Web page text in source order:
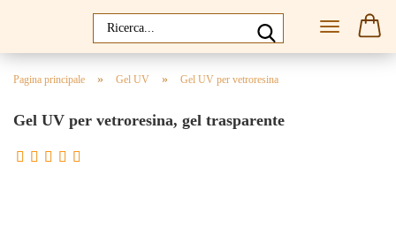
Pagina principale » Gel UV » Gel UV per vetroresina
Gel UV per vetroresina, gel trasparente